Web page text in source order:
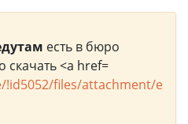
есть в бюро
<a href=
files/attachment/e